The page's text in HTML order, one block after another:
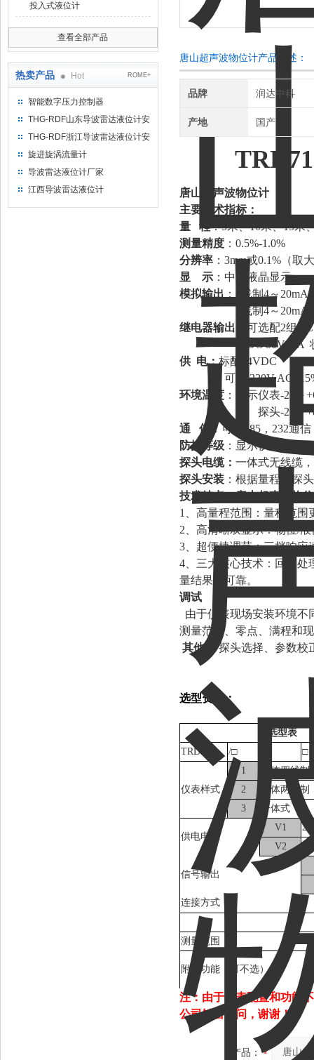
投入式液位计
查看全部产品
热卖产品 Hot ROME+
智能数字压力控制器
THG-RDF山东导波雷达液位计安
装方法
THG-RDF浙江导波雷达液位计安
装方法
旋进旋涡流量计
导波雷达液位计厂家
江西导波雷达液位计
唐山超声波物位计产品概述：
品牌 润达中科
产地 国产
唐山超声波物位计
主要技术指标：
量
程：5米、10米、15米
测量精度 ： 0.5%-1.0%
分辨率 ： 3mm或0.1%（取
显
示 ：中文液晶显示
模拟输出 ： 4线制4～
2线制4～
继电器输出 ：可选配2组
DC 30V/ 5A
供 电：标配
24VDC
可选
220V
环境温度 ：显示仪表-20～
探头-20～
通
信 ：可选
485，232通
防护等级 ：显示仪表
探头电缆： 一体式无线缆
探头安装 ：根据量程和探
技术特点：唐山超声波物
1、高量程范围：量程范
2、高清晰双显示：物位/
3、超便捷调节：三挡响
4、三大核心技术：回波处
量结果更可靠。
调试
由于仪表现场安装环境不
测量范围、 零点
满程和
其他：
探头选择、参数校
选型资料：
选型表
TRD710
/□ □
仪表样式
1
一体四线制
2
一体两线制
3
分体式
供电电源
V1
V2
信号输出
连接方式
测量范围
附加功能（可不选）
注：由于仪表配置和功能
公司销售顾问，谢谢！
产品：